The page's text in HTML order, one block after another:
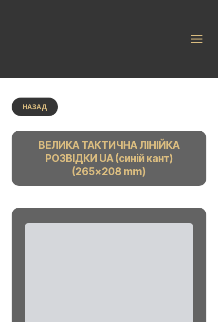
НАЗАД
ВЕЛИКА ТАКТИЧНА ЛІНІЙКА
РОЗВІДКИ UA (синій кант)
(265x208 mm)